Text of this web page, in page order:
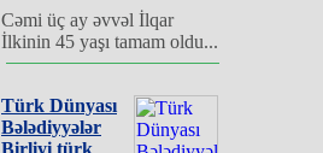
Cəmi üç ay əvvəl İlqar
İlkinin 45 yaşı tamam oldu...
Türk Dünyası
Bələdiyyələr
Birliyi türk